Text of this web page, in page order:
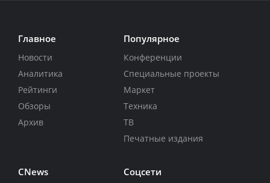
Главное
Новости
Аналитика
Рейтинги
Обзоры
Архив
Популярное
Конференции
Специальные проекты
Маркет
Техника
ТВ
Печатные издания
CNews Соцсети